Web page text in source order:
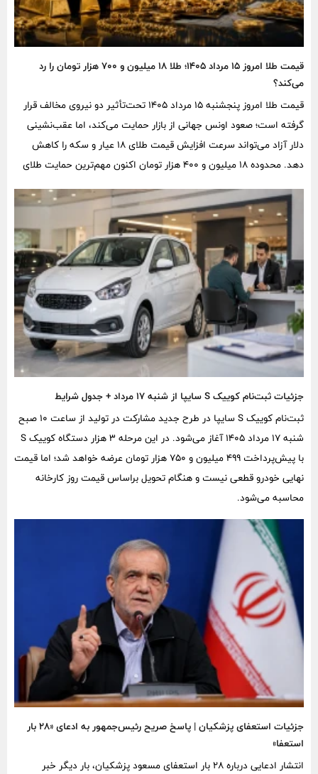
قیمت طلا امروز ۱۵ مرداد ۱۴۰۵؛ طلا ۱۸ میلیون و ۷۰۰ هزار تومان را رد
می‌کند؟
قیمت طلا امروز پنجشنبه ۱۵ مرداد ۱۴۰۵ تحت‌تأثیر دو نیروی مخالف قرار
گرفته است؛ صعود اونس جهانی از بازار حمایت می‌کند، اما عقب‌نشینی
دلار آزاد می‌تواند سرعت افزایش قیمت طلای ۱۸ عیار و سکه را کاهش
دهد. محدوده ۱۸ میلیون و ۴۰۰ هزار تومان اکنون مهم‌ترین حمایت طلای
۱۸ عیار محسوب می‌شود.
جزئیات ثبت‌نام کوییک S سایپا از شنبه ۱۷ مرداد + جدول شرایط
ثبت‌نام کوییک S سایپا در طرح جدید مشارکت در تولید از ساعت ۱۰ صبح
شنبه ۱۷ مرداد ۱۴۰۵ آغاز می‌شود. در این مرحله ۳ هزار دستگاه کوییک S
با پیش‌پرداخت ۴۹۹ میلیون و ۷۵۰ هزار تومان عرضه خواهد شد؛ اما قیمت
نهایی خودرو قطعی نیست و هنگام تحویل براساس قیمت روز کارخانه
محاسبه می‌شود.
جزئیات استعفای پزشکیان | پاسخ صریح رئیس‌جمهور به ادعای «۲۸ بار
استعفا»
انتشار ادعایی درباره ۲۸ بار استعفای مسعود پزشکیان، بار دیگر خبر